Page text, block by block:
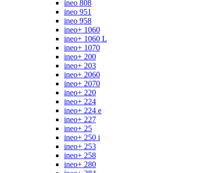
ineo 808
ineo 951
ineo 958
ineo+ 1060
ineo+ 1060 L
ineo+ 1070
ineo+ 200
ineo+ 203
ineo+ 2060
ineo+ 2070
ineo+ 220
ineo+ 224
ineo+ 224 e
ineo+ 227
ineo+ 25
ineo+ 250 i
ineo+ 253
ineo+ 258
ineo+ 280